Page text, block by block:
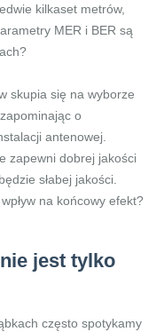
kilkaset metrów,
MER i BER są
skupia się na wyborze
o
antenowej.
zapewni dobrej jakości
słabej jakości.
na końcowy efekt?
jest tylko
często spotykamy